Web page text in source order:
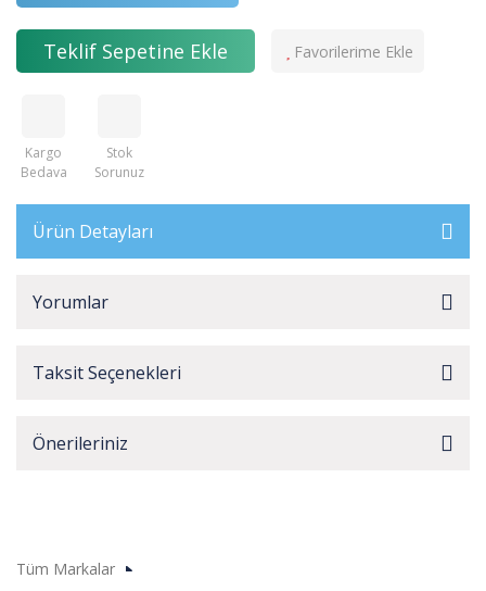
Teklif Sepetine Ekle
Kargo
Bedava
Stok
Sorunuz
Ürün Detayları
Yorumlar
Taksit Seçenekleri
Önerileriniz
Tüm Markalar